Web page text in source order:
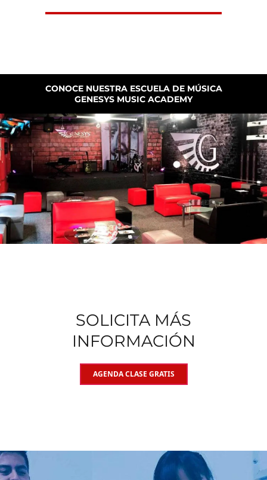
CONOCE NUESTRA ESCUELA DE MÚSICA
GENESYS MUSIC ACADEMY
SOLICITA MÁS
INFORMACIÓN
AGENDA CLASE GRATIS